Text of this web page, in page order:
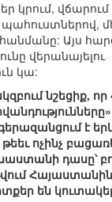
կրում, վճարում
Այս
վերանայելու
կա:
նշեցիք,
է
ոչինչ
դասը՝
են